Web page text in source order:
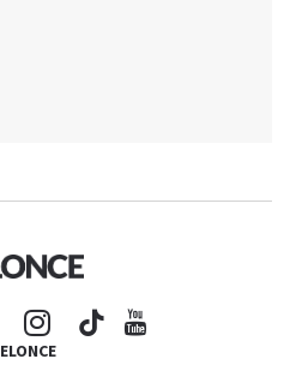
ELONCE